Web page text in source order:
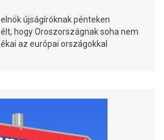
újságíróknak pénteken
hogy Oroszországnak soha nem
az európai országokkal